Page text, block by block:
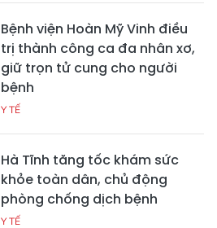
Bệnh viện Hoàn Mỹ Vinh điều
trị thành công ca đa nhân xơ,
giữ trọn tử cung cho người
bệnh
Y TẾ
Hà Tĩnh tăng tốc khám sức
khỏe toàn dân, chủ động
phòng chống dịch bệnh
Y TẾ